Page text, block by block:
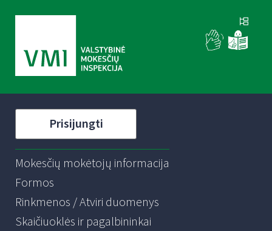
Prisijungti
Mokesčių mokėtojų informacija
Formos
Rinkmenos / Atviri duomenys
Skaičiuoklės ir pagalbininkai